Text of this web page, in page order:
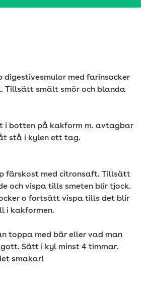
digestivesmulor med farinsocker
Tillsätt smält smör och blanda
i botten på kakform m. avtagbar
stå i kylen ett tag.
färskost med citronsaft. Tillsätt
och vispa tills smeten blir tjock.
o fortsätt vispa tills det blir
i kakformen.
toppa med bär eller vad man
Sätt i kyl minst 4 timmar.
smakar!